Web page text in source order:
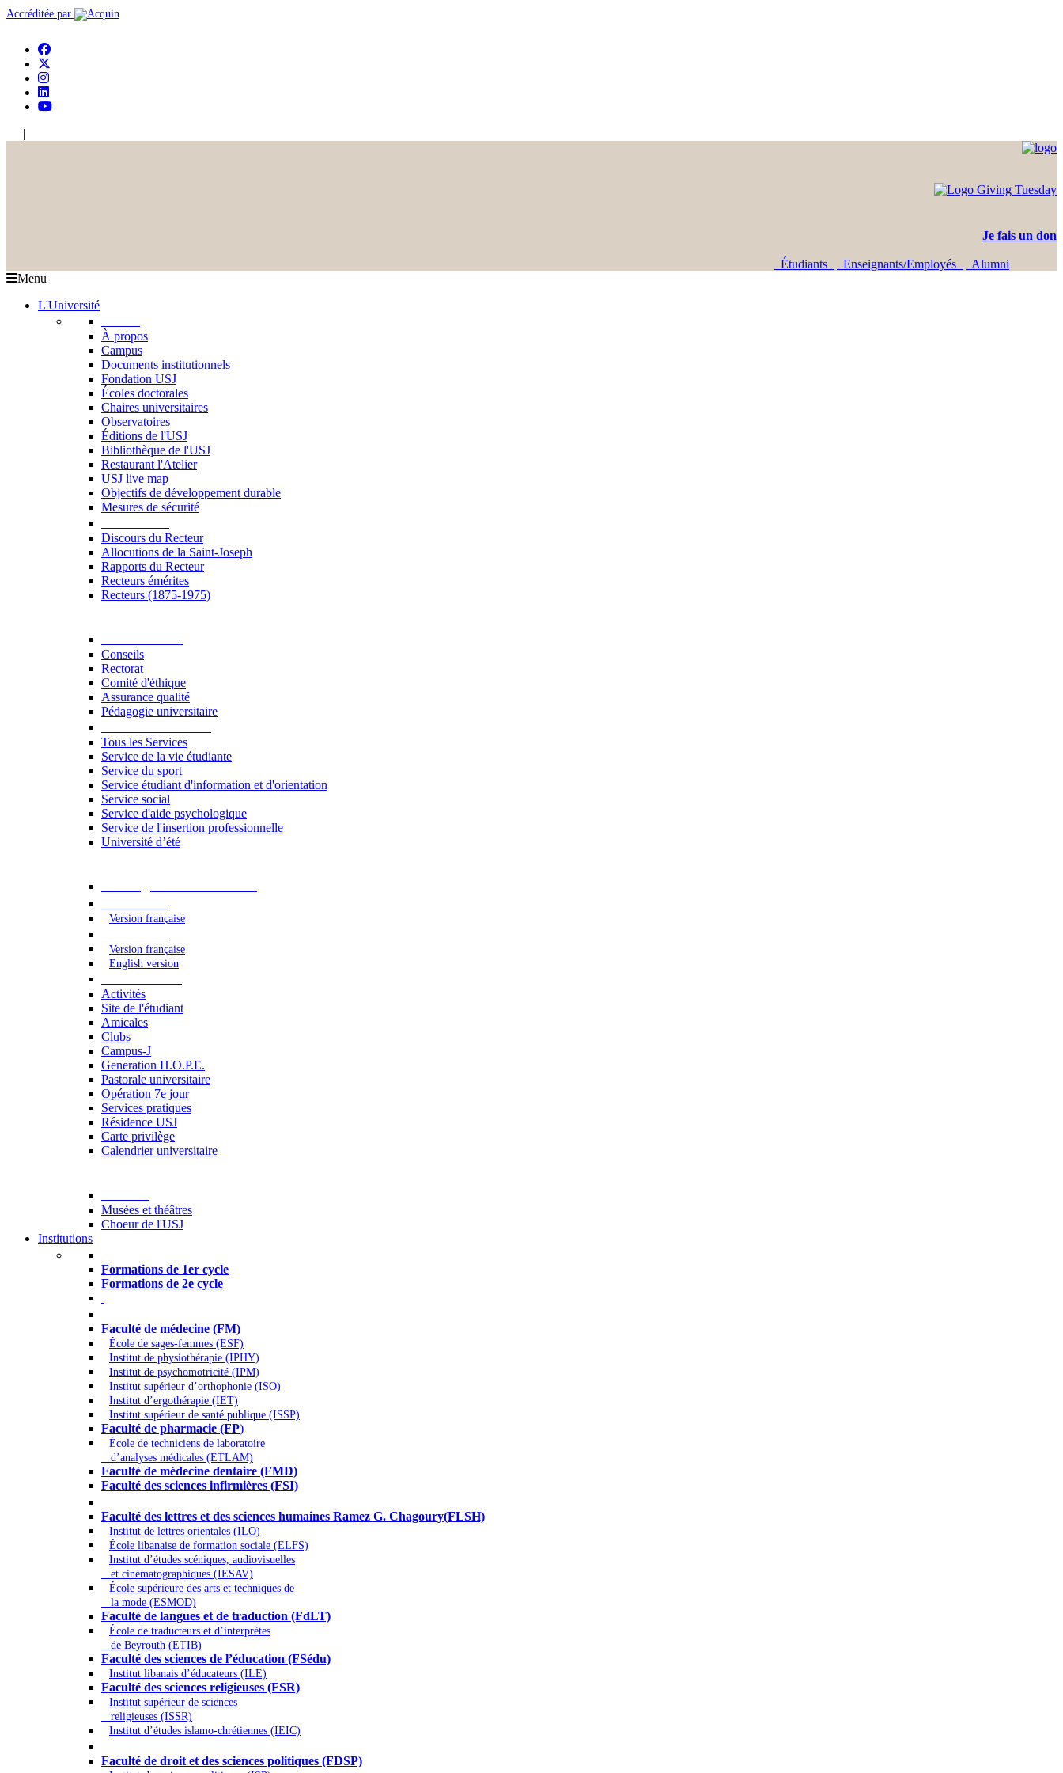
Accréditée par
|
Je fais un don
Étudiants Enseignants/Employés
Alumni
Menu
L'Université
À propos
Campus
Documents institutionnels
Fondation USJ
Écoles doctorales
Chaires universitaires
Observatoires
Éditions de l'USJ
Bibliothèque de l'USJ
Restaurant l'Atelier
USJ live map
Objectifs de développement durable
Mesures de sécurité
Discours du Recteur
Allocutions de la Saint-Joseph
Rapports du Recteur
Recteurs émérites
Recteurs (1875-1975)
Conseils
Rectorat
Comité d'éthique
Assurance qualité
Pédagogie universitaire
Tous les Services
Service de la vie étudiante
Service du sport
Service étudiant d'information et d'orientation
Service social
Service d'aide psychologique
Service de l'insertion professionnelle
Université d’été
Version française
Version française
English version
Activités
Site de l'étudiant
Amicales
Clubs
Campus-J
Generation H.O.P.E.
Pastorale universitaire
Opération 7e jour
Services pratiques
Résidence USJ
Carte privilège
Calendrier universitaire
Musées et théâtres
Choeur de l'USJ
Institutions
Formations de 1er cycle
Formations de 2e cycle
Faculté de médecine (FM)
École de sages-femmes (ESF)
Institut de physiothérapie (IPHY)
Institut de psychomotricité (IPM)
Institut supérieur d’orthophonie (ISO)
Institut d’ergothérapie (IET)
Institut supérieur de santé publique (ISSP)
Faculté de pharmacie (FP)
École de techniciens de laboratoire
d’analyses médicales (ETLAM)
Faculté de médecine dentaire (FMD)
Faculté des sciences infirmières (FSI)
Faculté des lettres et des sciences humaines Ramez G. Chagoury(FLSH)
Institut de lettres orientales (ILO)
École libanaise de formation sociale (ELFS)
Institut d’études scéniques, audiovisuelles
et cinématographiques (IESAV)
École supérieure des arts et techniques de
la mode (ESMOD)
Faculté de langues et de traduction (FdLT)
École de traducteurs et d’interprètes
de Beyrouth (ETIB)
Faculté des sciences de l’éducation (FSédu)
Institut libanais d’éducateurs (ILE)
Faculté des sciences religieuses (FSR)
Institut supérieur de sciences
religieuses (ISSR)
Institut d’études islamo-chrétiennes (IEIC)
Faculté de droit et des sciences politiques (FDSP)